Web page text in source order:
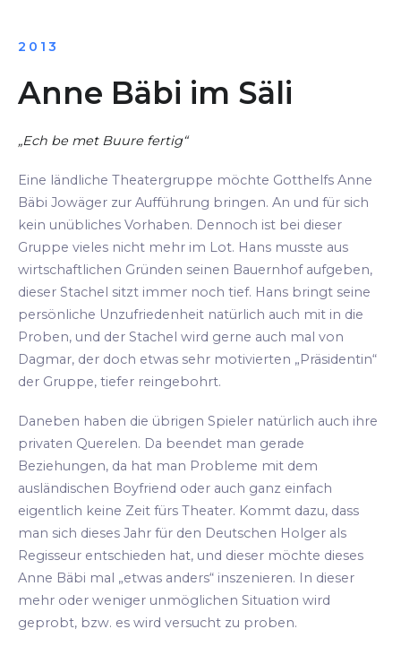
2013
Anne Bäbi im Säli
„Ech be met Buure fertig“
Eine ländliche Theatergruppe möchte Gotthelfs Anne
Bäbi Jowäger zur Aufführung bringen. An und für sich
kein unübliches Vorhaben. Dennoch ist bei dieser
Gruppe vieles nicht mehr im Lot. Hans musste aus
wirtschaftlichen Gründen seinen Bauernhof aufgeben,
dieser Stachel sitzt immer noch tief. Hans bringt seine
persönliche Unzufriedenheit natürlich auch mit in die
Proben, und der Stachel wird gerne auch mal von
Dagmar, der doch etwas sehr motivierten „Präsidentin“
der Gruppe, tiefer reingebohrt.
Daneben haben die übrigen Spieler natürlich auch ihre
privaten Querelen. Da beendet man gerade
Beziehungen, da hat man Probleme mit dem
ausländischen Boyfriend oder auch ganz einfach
eigentlich keine Zeit fürs Theater. Kommt dazu, dass
man sich dieses Jahr für den Deutschen Holger als
Regisseur entschieden hat, und dieser möchte dieses
Anne Bäbi mal „etwas anders“ inszenieren. In dieser
mehr oder weniger unmöglichen Situation wird
geprobt, bzw. es wird versucht zu proben.